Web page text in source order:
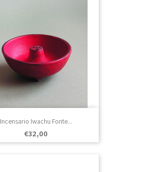
Incensario Iwachu Fonte...
Prezo
€32,00